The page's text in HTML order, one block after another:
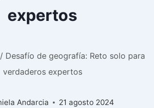
expertos
/ Desafío de geografía: Reto solo para
verdaderos expertos
Andarcia 21 agosto 2024